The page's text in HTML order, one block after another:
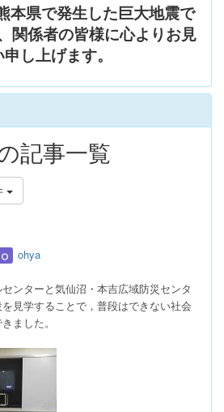
本県で発生した巨大地震で
関係者の皆様に心よりお見
し上げます。
記事一覧
ohya
ンターと気仙沼・本吉広域防災センタ
見学することで，普段はできない社会
ました。